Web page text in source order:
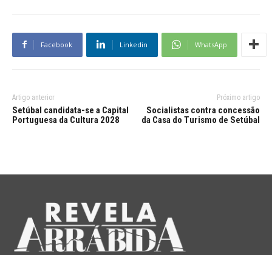
Facebook Linkedin WhatsApp
Artigo anterior
Setúbal candidata-se a Capital
Portuguesa da Cultura 2028
Próximo artigo
Socialistas contra concessão
da Casa do Turismo de Setúbal